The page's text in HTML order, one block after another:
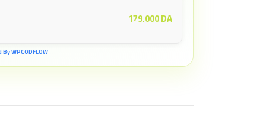
179.000DA
WPCODFLOW